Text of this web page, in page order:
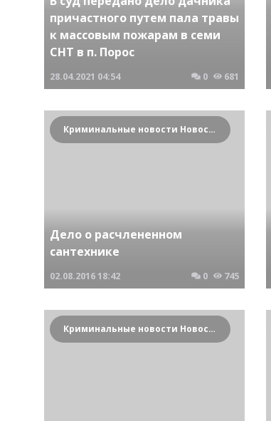
причастного путем пала травы
к массовым пожарам в семи
СНТ в п. Порос
28.04.2021 04:54 0 681
Криминальные новости Новосибирска и Сибирского региона
Дело о расчлененном
сантехнике
02.08.201618:42 0 745
Криминальные новости Новосибирска и Сибирского региона